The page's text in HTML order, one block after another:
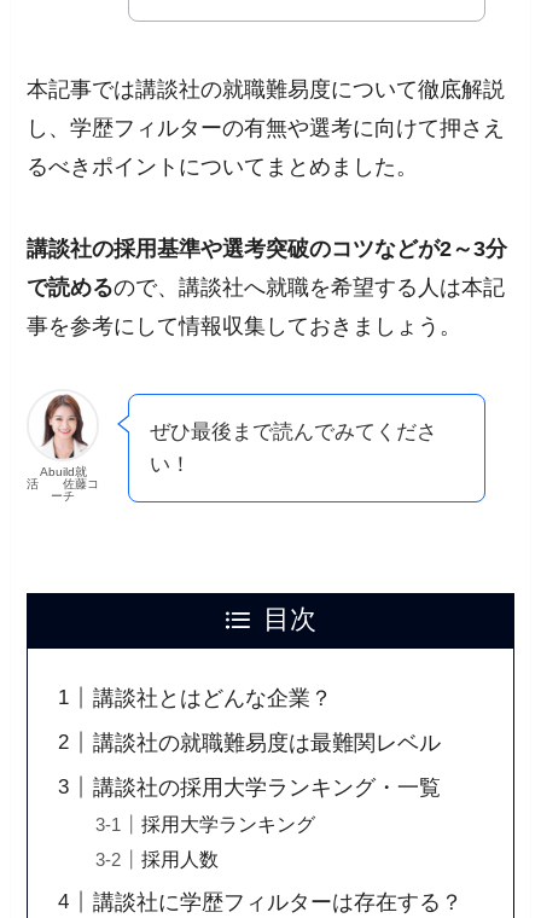
本記事では講談社の就職難易度について徹底解説
し、学歴フィルターの有無や選考に向けて押さえ
るべきポイントについてまとめました。
講談社の採用基準や選考突破のコツなどが2～3分
で読めるので、講談社へ就職を希望する人は本記
事を参考にして情報収集しておきましょう。
Abuild就
活 佐藤コ
ーチ
ぜひ最後まで読んでみてくださ
い！
目次
講談社とはどんな企業？
講談社の就職難易度は最難関レベル
講談社の採用大学ランキング・一覧
採用大学ランキング
採用人数
講談社に学歴フィルターは存在する？